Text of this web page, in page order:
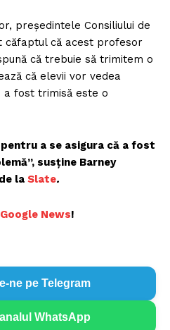
președintele Consiliului de
căfaptul că acest profesor
că trebuie să trimitem o
că elevii vor vedea
a fost trimisă este o
a se asigura că a fost
susține Barney
la Slate.
News!
ne pe Telegram
WhatsApp